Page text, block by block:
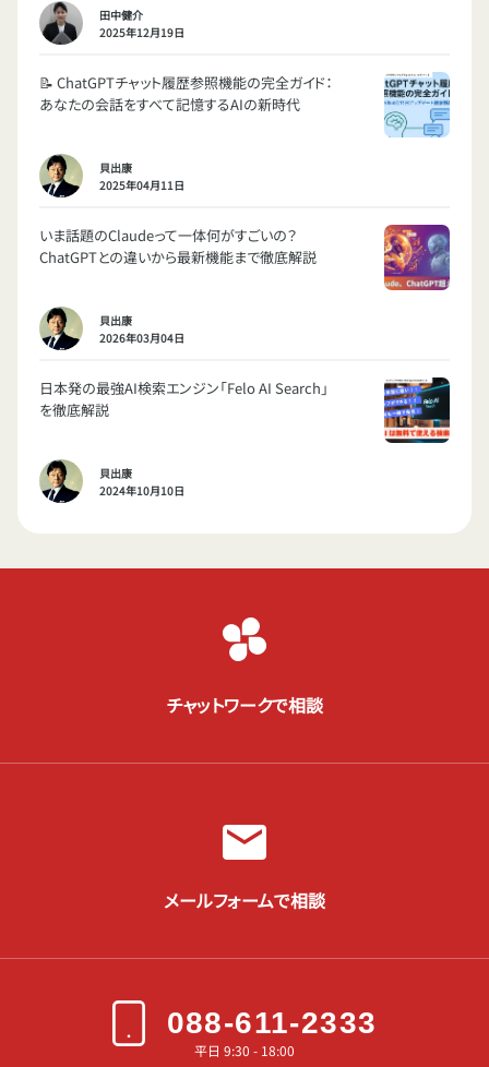
田中健介
2025年12月19日
📝 ChatGPTチャット履歴参照機能の完全ガイド：
あなたの会話をすべて記憶するAIの新時代
貝出康
2025年04月11日
いま話題のClaudeって一体何がすごいの？
ChatGPTとの違いから最新機能まで徹底解説
貝出康
2026年03月04日
日本発の最強AI検索エンジン「Felo AI Search」
を徹底解説
貝出康
2024年10月10日
チャットワークで相談
メールフォームで相談
088-611-2333
平日 9:30 - 18:00